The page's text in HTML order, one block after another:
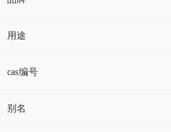
用途
cas编号
别名